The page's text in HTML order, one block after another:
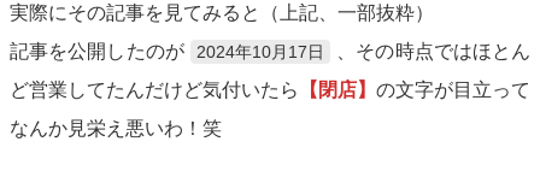
実際にその記事を見てみると（上記、一部抜粋）
記事を公開したのが
2024年10月17日
、その時点ではほとん
ど営業してたんだけど気付いたら
【閉店】 の文字が目立って
なんか見栄え悪いわ！笑